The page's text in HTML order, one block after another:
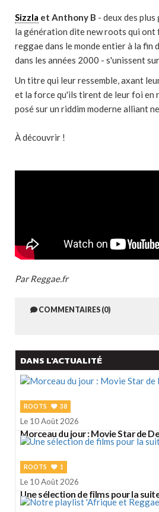
Sizzla et Anthony B - deux des
la génération dite new roots qui
reggae dans le monde entier à la fin
dans les années 2000 - s'unissent
Un titre qui leur ressemble, axant
et la force qu'ils tirent de leur foi en
posé sur un riddim moderne alliant
À découvrir !
Par Reggae.fr
COMMENTAIRES (0)
DANS L'ACTUALITÉ
ROOTS 38
Le 10 Août 2026
Morceau du jour : Movie Star de
ROOTS 1
Le 10 Août 2026
Une sélection de films pour la